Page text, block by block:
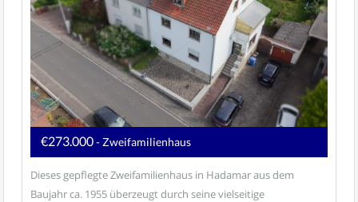
€273.000- Zweifamilienhaus
Dieses gepflegte Zweifamilienhaus in Hadamar aus dem
Baujahr ca. 1955 überzeugt durch seine vielseitige